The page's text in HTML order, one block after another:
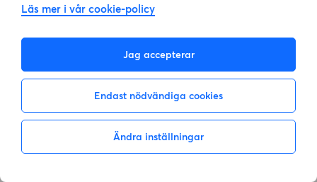
Läs mer i vår cookie-policy
Jag accepterar
Endast nödvändiga cookies
Ändra inställningar